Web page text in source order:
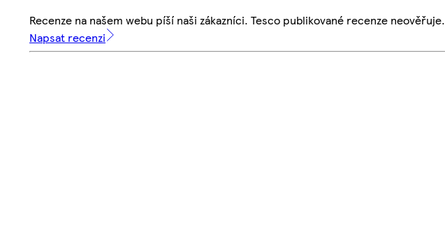
Recenze na našem webu píší naši zákazníci. Tesco publikované recenze neověřuje.
Napsat recenzi